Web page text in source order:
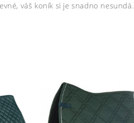
váš koník si je snadno nesundá.